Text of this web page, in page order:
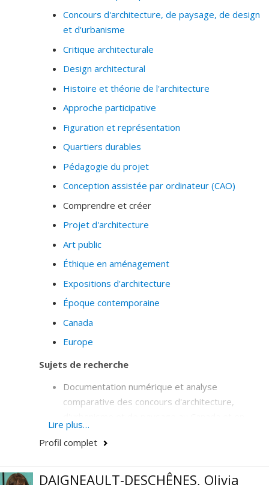
Concours d'architecture, de paysage, de design
et d'urbanisme
Critique architecturale
Design architectural
Histoire et théorie de l'architecture
Approche participative
Figuration et représentation
Quartiers durables
Pédagogie du projet
Conception assistée par ordinateur (CAO)
Comprendre et créer
Projet d'architecture
Art public
Éthique en aménagement
Expositions d'architecture
Époque contemporaine
Canada
Europe
Sujets de recherche
Documentation numérique et analyse
comparative des concours d'architecture,
Europe.
Analyse comparative de la qualité architecturale
Lire plus…
Profil complet
DAIGNEAULT-DESCHÊNES, Olivia